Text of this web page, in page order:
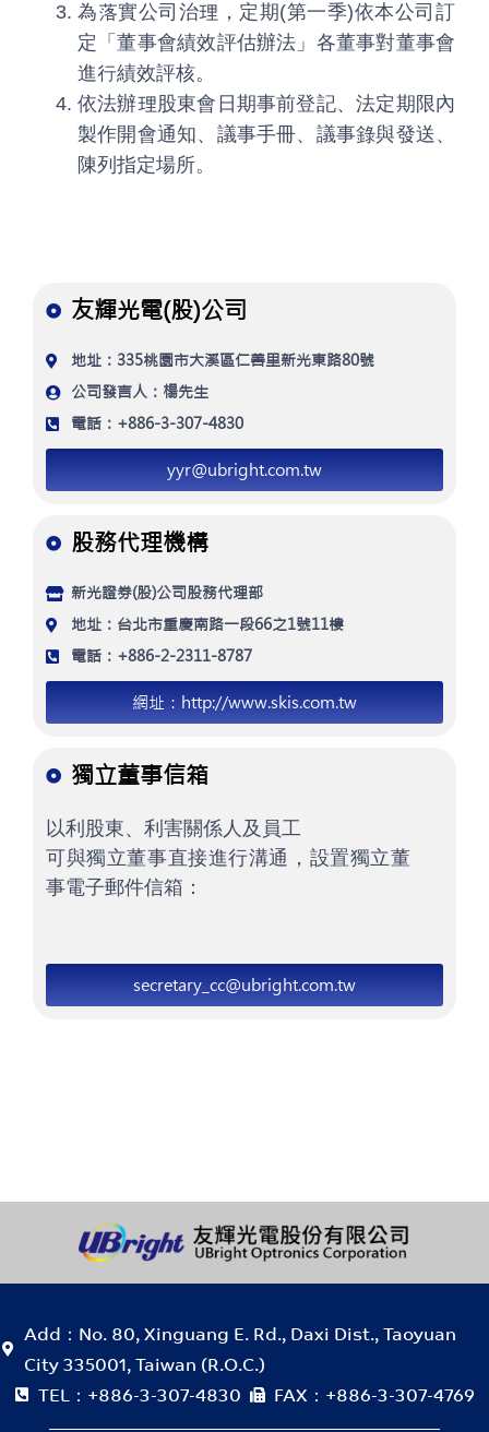
為落實公司治理，定期(第一季)依本公司訂
定「董事會績效評估辦法」各董事對董事會
進行績效評核。
依法辦理股東會日期事前登記、法定期限內
製作開會通知、議事手冊、議事錄與發送、
陳列指定場所。
友輝光電(股)公司
地址：335桃園市大溪區仁善里新光東路80號
公司發言人：楊先生
電話：+886-3-307-4830
yyr@ubright.com.tw
股務代理機構
新光證券(股)公司股務代理部
地址：台北市重慶南路一段66之1號11樓
電話：+886-2-2311-8787
網址：http://www.skis.com.tw
獨立董事信箱
以利股東、利害關係人及員工
可與獨立董事直接進行溝通，設置獨立董
事電子郵件信箱：
secretary_cc@ubright.com.tw
Add：No. 80, Xinguang E. Rd., Daxi Dist., Taoyuan
City 335001, Taiwan (R.O.C.)
TEL：+886-3-307-4830
FAX：+886-3-307-4769